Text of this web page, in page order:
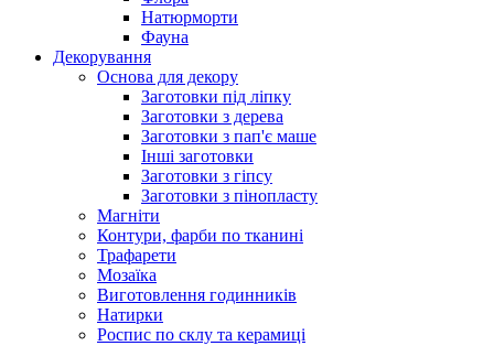
Натюрморти
Фауна
Декорування
Основа для декору
Заготовки під ліпку
Заготовки з дерева
Заготовки з пап'є маше
Інші заготовки
Заготовки з гіпсу
Заготовки з пінопласту
Магніти
Контури, фарби по тканині
Трафарети
Мозаїка
Виготовлення годинників
Натирки
Роспис по склу та керамиці